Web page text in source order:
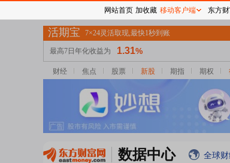
财经 焦点 股票 新股 期指 期权
数据中心 全球
网站首页 加收藏 移动客户端 东方